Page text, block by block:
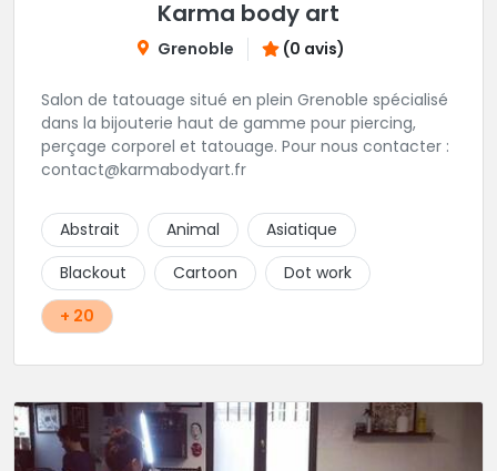
Karma body art
Grenoble (0 avis)
Salon de tatouage situé en plein Grenoble spécialisé
dans la bijouterie haut de gamme pour piercing,
perçage corporel et tatouage. Pour nous contacter :
contact@karmabodyart.fr
Abstrait Animal
Asiatique
Blackout
Cartoon
Dot work
+ 20